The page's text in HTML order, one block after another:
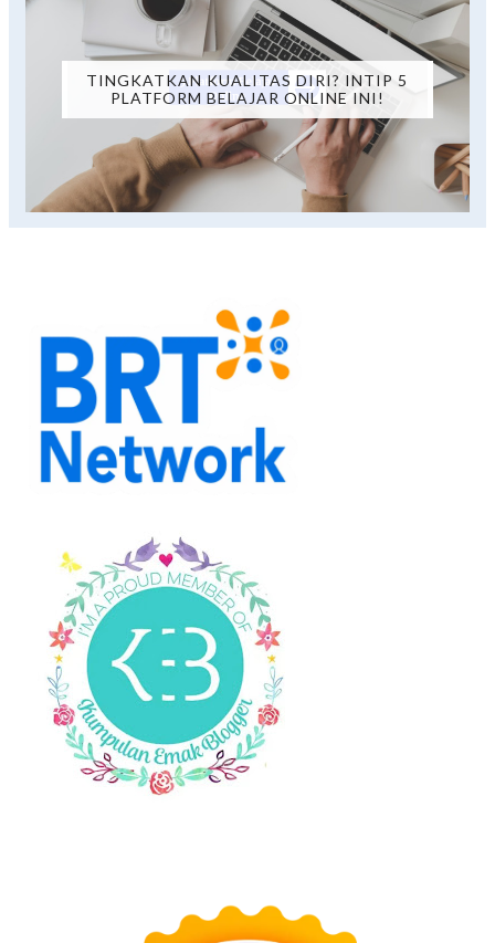
TINGKATKAN KUALITAS DIRI? INTIP 5
PLATFORM BELAJAR ONLINE INI!